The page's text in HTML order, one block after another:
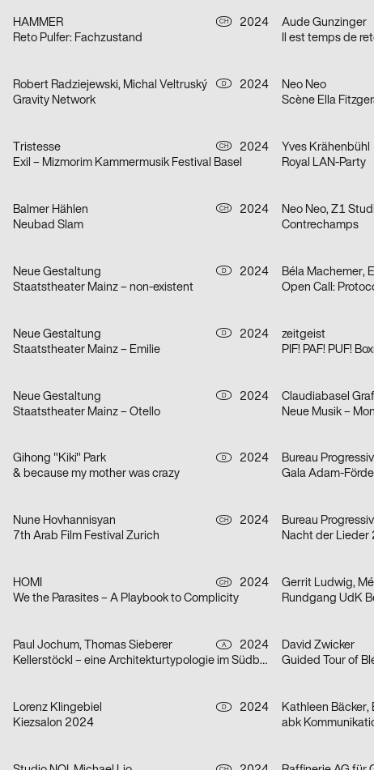
HAMMER CH
2024
Reto Pulfer: Fachzustand
Aude Gunzinger
Il est temps de
Robert Radziejewski, Michal Veltruský D
2024
Gravity Network
Neo Neo
Scène Ella
Tristesse CH
2024
Exil – Mizmorim Kammermusik Festival Basel
Yves Krähenbühl
Royal LAN-Party
Balmer Hählen CH
2024
Neubad Slam
Neo Neo, Z1
Contrechamps
Neue Gestaltung D
2024
Staatstheater Mainz – non-existent
Open Call:
Neue Gestaltung D
2024
Staatstheater Mainz – Emilie
zeitgeist
PIF! PAF! PUF!
Neue Gestaltung D
2024
Staatstheater Mainz – Otello
Claudiabasel
Neue Musik –
Gihong "Kiki" Park D
2024
& because my mother was crazy
Bureau Progressiv
Gala Adam-
Nune Hovhannisyan CH
2024
7th Arab Film Festival Zurich
Bureau Progressiv
Nacht der Lieder
HOMI CH
2024
We the Parasites – A Playbook to Complicity
Gerrit Ludwig,
Rundgang UdK
Paul Jochum, Thomas Sieberer A
2024
Kellerstöckl – eine Architekturtypologie im Südburgenland
David Zwicker
Guided Tour of
Lorenz Klingebiel D
2024
Kiezsalon 2024
abk